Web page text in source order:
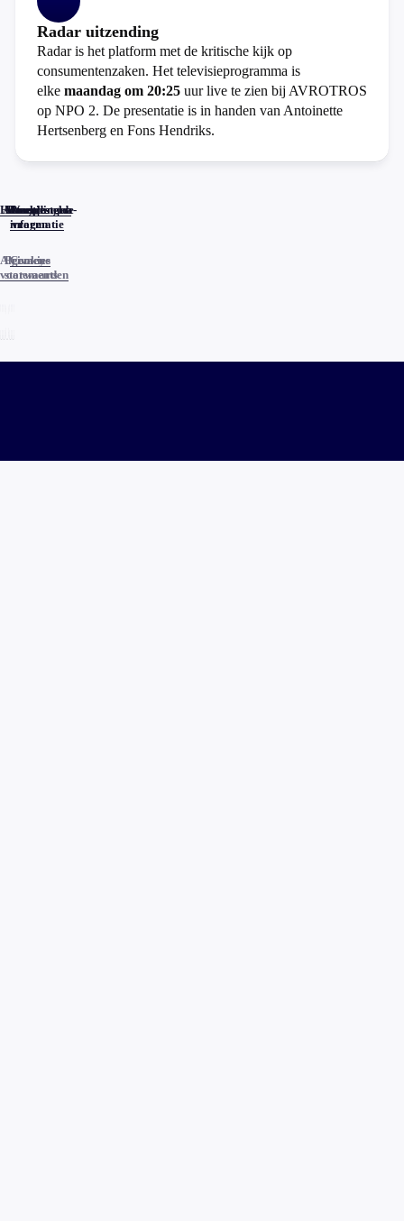
Radar uitzending
Radar is het platform met de kritische kijk op
consumentenzaken. Het televisieprogramma is
elke maandag om 20:25 uur live te zien bij AVROTROS
op NPO 2. De presentatie is in handen van Antoinette
Hertsenberg en Fons Hendriks.
Home
Actueel
Uitzendingen
Reacties
Programma-
informatie
Veelgestelde
vragen
Algemene
voorwaarden
Privacy
statements
Cookies